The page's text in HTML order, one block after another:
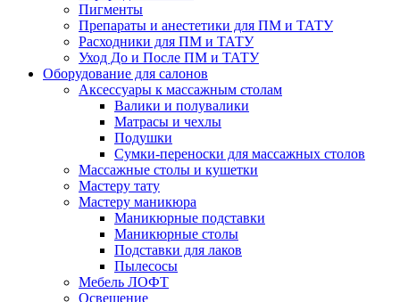
Пигменты
Препараты и анестетики для ПМ и ТАТУ
Расходники для ПМ и ТАТУ
Уход До и После ПМ и ТАТУ
Оборудование для салонов
Аксессуары к массажным столам
Валики и полувалики
Матрасы и чехлы
Подушки
Сумки-переноски для массажных столов
Массажные столы и кушетки
Мастеру тату
Мастеру маникюра
Маникюрные подставки
Маникюрные столы
Подставки для лаков
Пылесосы
Мебель ЛОФТ
Освещение